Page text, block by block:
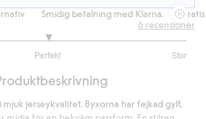
Smidig betalning med Klarna. Gratis
Perfekt Stor
6 recensioner
mjuk jerseykvalitet. Byxorna har fejkad gylf,